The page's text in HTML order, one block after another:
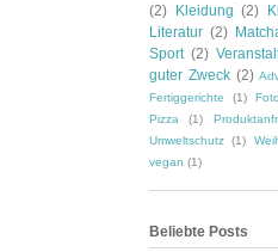
(2)
Kleidung (2)
Literatur (2)
Sport (2)
guter Zweck (2)
Fertiggerichte
(1)
Pizza
(1)
Umweltschutz (1)
vegan (1)
Beliebte Posts